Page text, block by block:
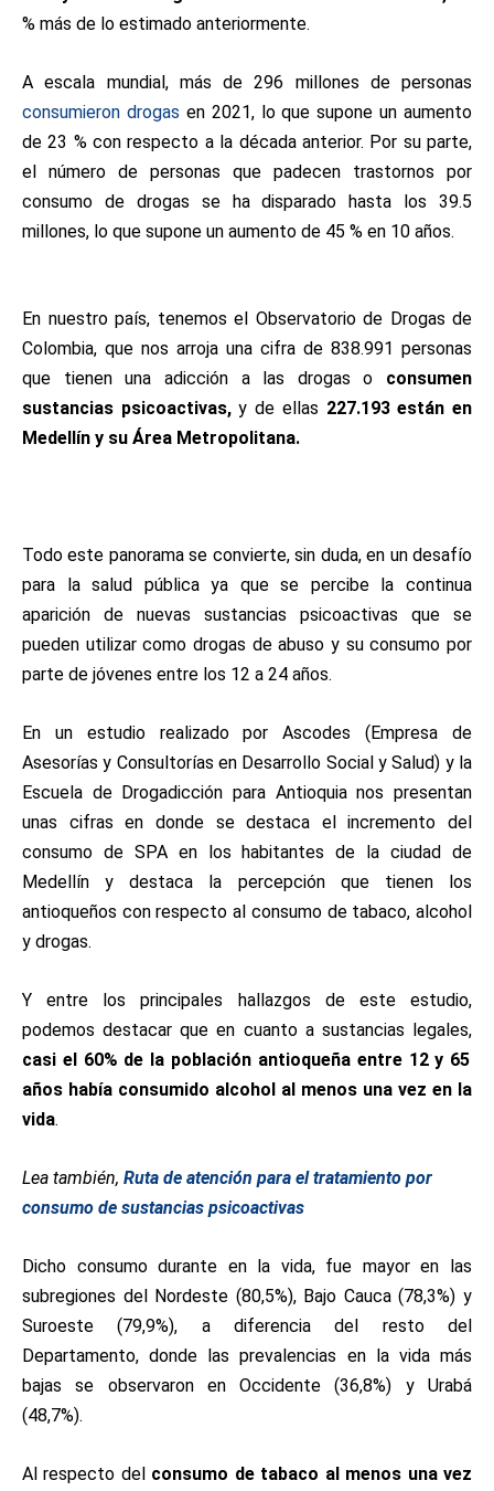
% más de lo estimado anteriormente.
A escala mundial, más de 296 millones de personas
consumieron drogas en 2021, lo que supone un aumento
de 23 % con respecto a la década anterior. Por su parte,
el número de personas que padecen trastornos por
consumo de drogas se ha disparado hasta los 39.5
millones, lo que supone un aumento de 45 % en 10 años.
En nuestro país, tenemos el Observatorio de Drogas de
Colombia, que nos arroja una cifra de 838.991 personas
que tienen una adicción a las drogas o consumen
sustancias psicoactivas,y de ellas 227.193 están en
Medellín y su Área Metropolitana.
Todo este panorama se convierte, sin duda, en un desafío
para la salud pública ya que se percibe la continua
aparición de nuevas sustancias psicoactivas que se
pueden utilizar como drogas de abuso y su consumo por
parte de jóvenes entre los 12 a 24 años.
En un estudio realizado por Ascodes ( Empresa de
Asesorías y Consultorías en Desarrollo Social y Salud) y la
Escuela de Drogadicción para Antioquia nos presentan
unas cifras en donde se destaca el incremento del
consumo de SPA en los habitantes de la ciudad de
Medellín y destaca la percepción que tienen los
antioqueños con respecto al consumo de tabaco, alcohol
y drogas.
Y entre los principales hallazgos de este estudio,
podemos destacar que en cuanto a sustancias legales,
casi el 60% de la población antioqueña entre 12 y 65
años había consumido alcohol al menos una vez en la
vida.
Lea también, Ruta de atención para el tratamiento por
consumo de sustancias psicoactivas
Dicho consumo durante en la vida, fue mayor en las
subregiones del Nordeste (80,5%), Bajo Cauca (78,3%) y
Suroeste (79,9%), a diferencia del resto del
Departamento, donde las prevalencias en la vida más
bajas se observaron en Occidente (36,8%) y Urabá
(48,7%).
Al respecto del consumo de tabaco al menos una vez